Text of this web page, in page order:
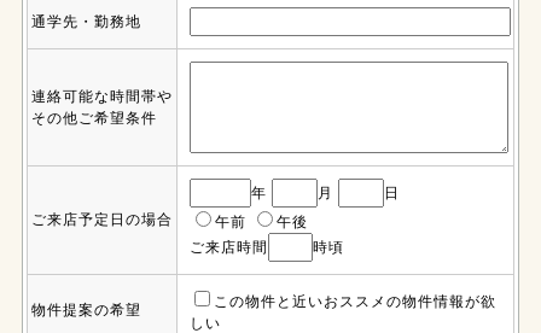
通学先・勤務地
連絡可能な時間帯や
その他ご希望条件
ご来店予定日の場合
年 月
日
午前
午後
ご来店時間
時頃
物件提案の希望
この物件と近いおススメの物件情報が欲
しい